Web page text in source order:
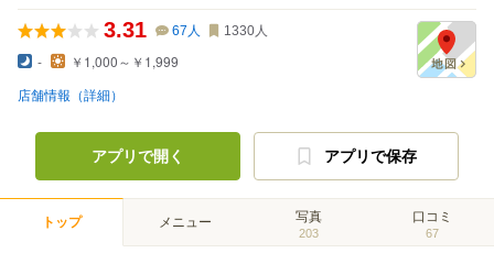
3.31 67 人 1330人
- ￥1,000～￥1,999
店舗情報（詳細）
アプリで開く アプリで保存
トップ メニュー 写真
203
口コミ
67